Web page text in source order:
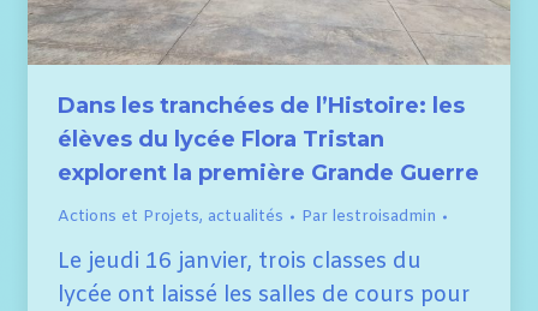
Dans les tranchées de l’Histoire: les
élèves du lycée Flora Tristan
explorent la première Grande Guerre
Actions et Projets, actualités Par lestroisadmin
Le jeudi 16 janvier, trois classes du
lycée ont laissé les salles de cours pour